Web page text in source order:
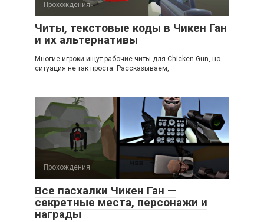
Прохождения
Читы, текстовые коды в Чикен Ган
и их альтернативы
Многие игроки ищут рабочие читы для Chicken Gun, но
ситуация не так проста. Рассказываем,
Прохождения
Все пасхалки Чикен Ган —
секретные места, персонажи и
награды